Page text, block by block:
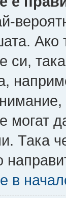
си,
могат
Така
в